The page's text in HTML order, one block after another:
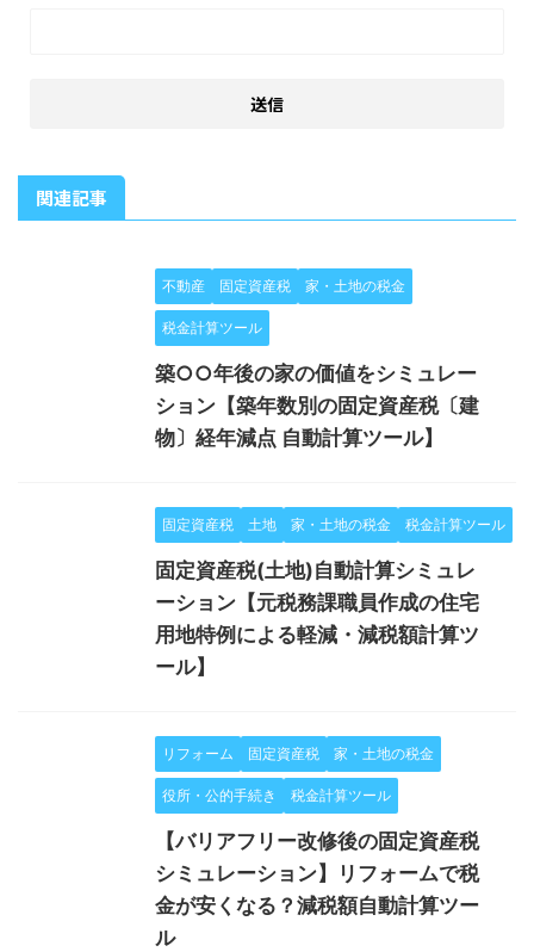
関連記事
不動産 固定資産税 家・土地の税金
税金計算ツール
築○○年後の家の価値をシミュレー
ション【築年数別の固定資産税〔建
物〕経年減点 自動計算ツール】
固定資産税 土地 家・土地の税金 税金計算ツール
固定資産税(土地)自動計算シミュレ
ーション【元税務課職員作成の住宅
用地特例による軽減・減税額計算ツ
ール】
リフォーム 固定資産税 家・土地の税金
役所・公的手続き 税金計算ツール
【バリアフリー改修後の固定資産税
シミュレーション】リフォームで税
金が安くなる？減税額自動計算ツー
ル